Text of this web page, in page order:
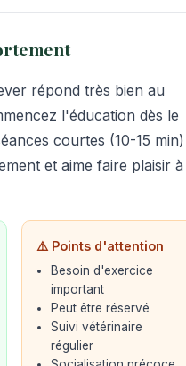
répond très bien au
l'éducation dès le
courtes (10-15
et aime faire plaisir à
⚠️ Points d'attention
Besoin d'exercice
important
Peut être réservé
Suivi vétérinaire
régulier